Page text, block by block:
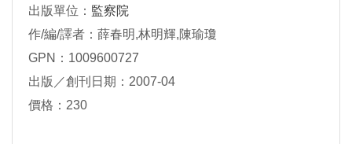
出版單位： 監察院
作/編/譯者：薛春明,林明輝,陳瑜瓊
GPN：1009600727
出版／創刊日期：2007-04
價格：230